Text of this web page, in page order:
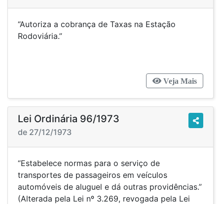
“Autoriza a cobrança de Taxas na Estação
Rodoviária.”
Veja Mais
Lei Ordinária 96/1973
de 27/12/1973
“Estabelece normas para o serviço de
transportes de passageiros em veículos
automóveis de aluguel e dá outras providências.”
(Alterada pela Lei nº 3.269, revogada pela Lei